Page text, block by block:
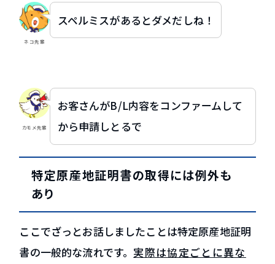
ネコ先輩
スペルミスがあるとダメだしね！
カモメ先輩
お客さんがB/L内容をコンファームして
から申請しとるで
特定原産地証明書の取得には例外も
あり
ここでざっとお話しましたことは特定原産地証明
書の一般的な流れです。 実際は協定ごとに異な